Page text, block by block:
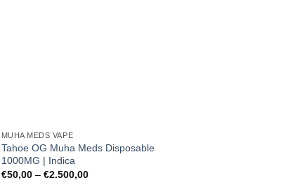
MUHA MEDS VAPE
Tahoe OG Muha Meds Disposable
1000MG | Indica
€50,00 – €2.500,00Preisspanne: